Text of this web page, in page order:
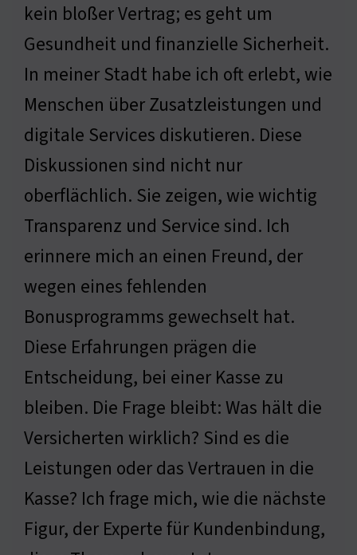
kein bloßer Vertrag; es geht um
Gesundheit und finanzielle Sicherheit.
In meiner Stadt habe ich oft erlebt, wie
Menschen über Zusatzleistungen und
digitale Services diskutieren. Diese
Diskussionen sind nicht nur
oberflächlich. Sie zeigen, wie wichtig
Transparenz und Service sind. Ich
erinnere mich an einen Freund, der
wegen eines fehlenden
Bonusprogramms gewechselt hat.
Diese Erfahrungen prägen die
Entscheidung, bei einer Kasse zu
bleiben. Die Frage bleibt: Was hält die
Versicherten wirklich? Sind es die
Leistungen oder das Vertrauen in die
Kasse? Ich frage mich, wie die nächste
Figur, der Experte für Kundenbindung,